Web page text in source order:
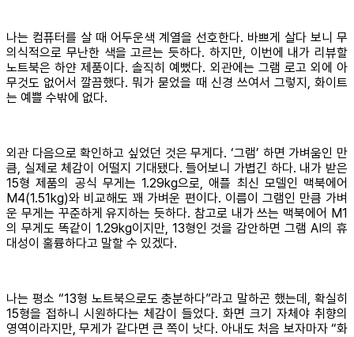
나는 컴퓨터를 살 때 어두운색 계열을 선호한다. 바쁘게 살다 보니 무
의식적으로 무난한 색을 고르는 듯하다. 하지만, 이번에 내가 리뷰할
노트북은 하얀 제품이다. 솔직히 예뻤다. 외관에는 그램 로고 외에 아
무것도 없어서 깔끔했다. 뭐가 묻었을 때 신경 쓰여서 그렇지, 화이트
는 예쁠 수밖에 없다.
외관 다음으로 확인하고 싶었던 것은 무게다. ‘그램’ 하면 가벼움인 만
큼, 실제로 체감이 어떨지 기대됐다. 들어보니 가볍긴 하다. 내가 받은
15형 제품의 공식 무게는 1.29kg으로, 애플 최신 모델인 맥북에어
M4(1.51kg)와 비교해도 꽤 가벼운 편이다. 이름이 그램인 만큼 가벼
운 무게는 꾸준하게 유지하는 듯하다. 참고로 내가 쓰는 맥북에어 M1
의 무게도 똑같이 1.29kg이지만, 13형인 것을 감안하면 그램 AI의 휴
대성이 훌륭하다고 말할 수 있겠다.
나는 평소 “13형 노트북으로도 충분하다”라고 말하곤 했는데, 확실히
15형을 접하니 시원하다는 체감이 들었다. 화면 크기 자체야 취향의
영역이라지만, 무게가 같다면 큰 쪽이 낫다. 아내도 처음 보자마자 “화